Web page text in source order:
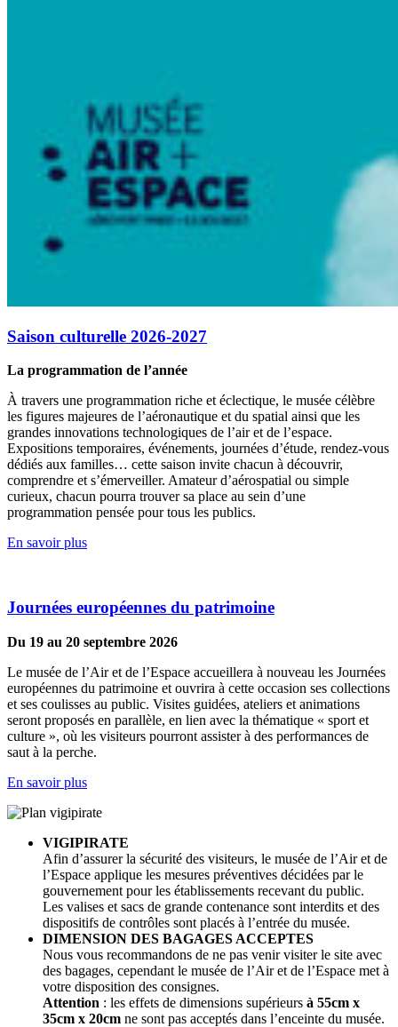
Saison culturelle 2026-2027
La programmation de l’année
À travers une programmation riche et éclectique, le musée célèbre
les figures majeures de l’aéronautique et du spatial ainsi que les
grandes innovations technologiques de l’air et de l’espace.
Expositions temporaires, événements, journées d’étude, rendez-vous
dédiés aux familles… cette saison invite chacun à découvrir,
comprendre et s’émerveiller. Amateur d’aérospatial ou simple
curieux, chacun pourra trouver sa place au sein d’une
programmation pensée pour tous les publics.
En savoir plus
Journées européennes du patrimoine
Du 19 au 20 septembre 2026
Le musée de l’Air et de l’Espace accueillera à nouveau les Journées
européennes du patrimoine et ouvrira à cette occasion ses collections
et ses coulisses au public. Visites guidées, ateliers et animations
seront proposés en parallèle, en lien avec la thématique « sport et
culture », où les visiteurs pourront assister à des performances de
saut à la perche.
En savoir plus
VIGIPIRATE
Afin d’assurer la sécurité des visiteurs, le musée de l’Air et de
l’Espace applique les mesures préventives décidées par le
gouvernement pour les établissements recevant du public.
Les valises et sacs de grande contenance sont interdits et des
dispositifs de contrôles sont placés à l’entrée du musée.
DIMENSION DES BAGAGES ACCEPTES
Nous vous recommandons de ne pas venir visiter le site avec
des bagages, cependant le musée de l’Air et de l’Espace met à
votre disposition des consignes.
Attention : les effets de dimensions supérieurs à 55cm x
35cm x 20cm ne sont pas acceptés dans l’enceinte du musée.